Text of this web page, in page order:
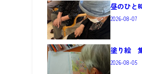
昼のひと
2026-08-07
塗り絵
2026-08-05